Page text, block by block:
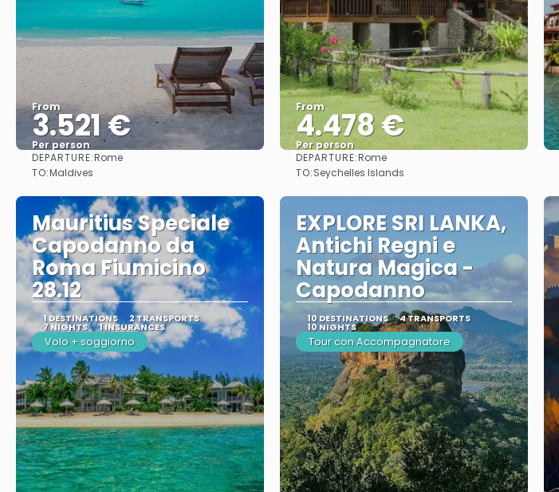
From
3.521 €
Per person
DEPARTURE:Rome
TO:Maldives
From
4.478 €
Per person
See
DEPARTURE:Rome
TO:Seychelles Islands
Mauritius Speciale
Capodanno da
Roma Fiumicino
28.12
1 DESTINATIONS 2 TRANSPORTS
7 NIGHTS 1 INSURANCES
Volo + soggiorno
EXPLORE SRI LANKA,
Antichi Regni e
Natura Magica -
Capodanno
10 DESTINATIONS 4 TRANSPORTS
10 NIGHTS
Tour con Accompagnatore